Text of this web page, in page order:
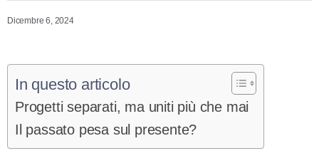
Dicembre 6, 2024
In questo articolo
Progetti separati, ma uniti più che mai
Il passato pesa sul presente?